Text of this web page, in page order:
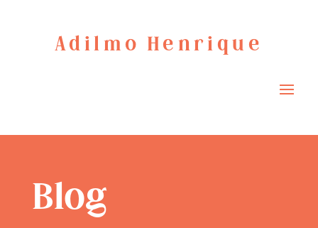
Adilmo Henrique
Blog